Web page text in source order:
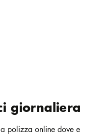
giornaliera
polizza online dove e